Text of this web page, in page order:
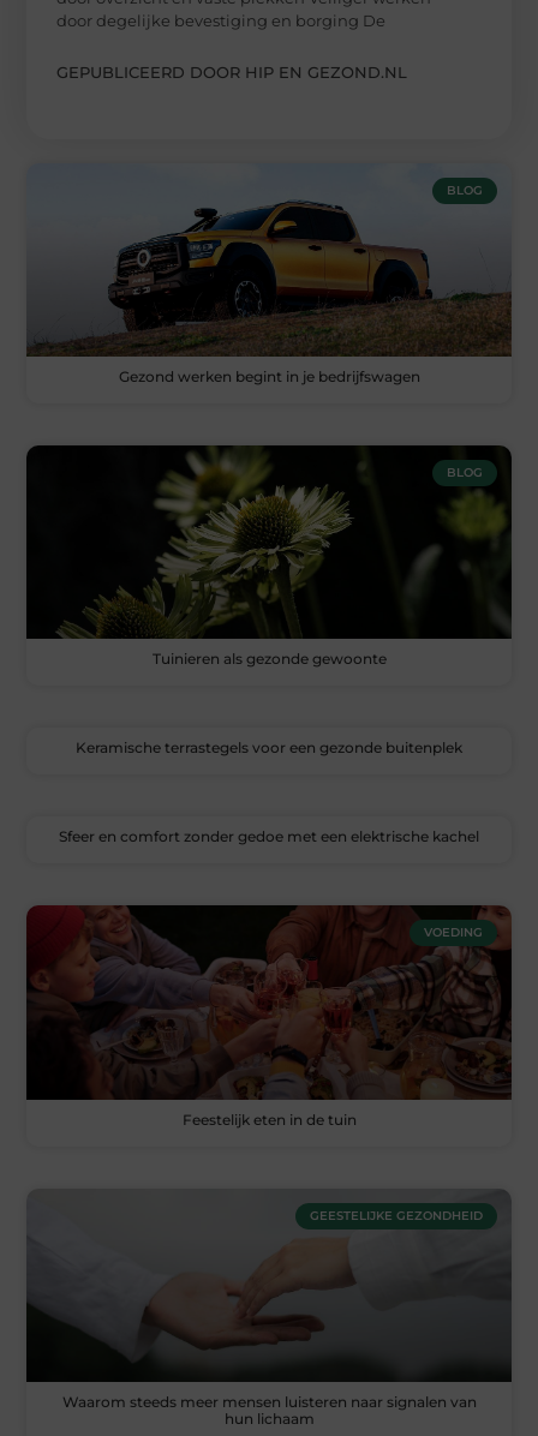
door degelijke bevestiging en borging De
GEPUBLICEERD DOOR HIP EN GEZOND.NL
BLOG
Gezond werken begint in je bedrijfswagen
BLOG
Tuinieren als gezonde gewoonte
Keramische terrastegels voor een gezonde buitenplek
Sfeer en comfort zonder gedoe met een elektrische kachel
VOEDING
Feestelijk eten in de tuin
GEESTELIJKE GEZONDHEID
Waarom steeds meer mensen luisteren naar signalen van
hun lichaam